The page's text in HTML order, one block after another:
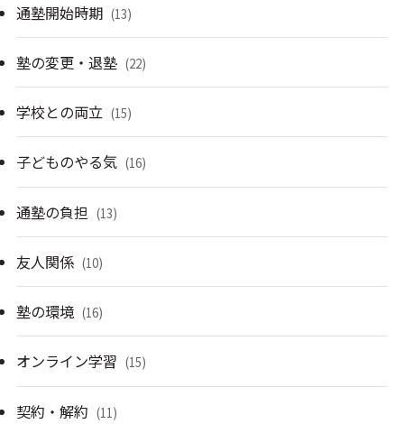
通塾開始時期 (13)
塾の変更・退塾 (22)
学校との両立 (15)
子どものやる気 (16)
通塾の負担 (13)
友人関係 (10)
塾の環境 (16)
オンライン学習 (15)
契約・解約 (11)